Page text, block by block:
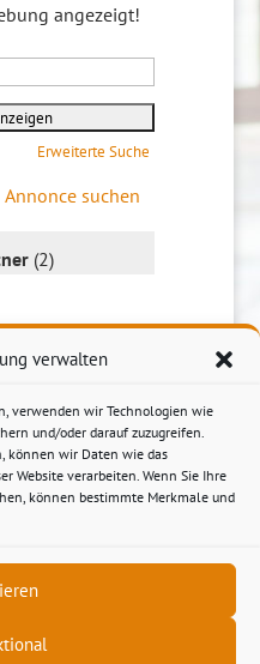
verwalten
verwenden wir Technologien wie
und/oder darauf zuzugreifen.
können wir Daten wie das
Website verarbeiten. Wenn Sie Ihre
können bestimmte Merkmale und
angezeigt!
Erweiterte Suche
Annonce suchen
(2)